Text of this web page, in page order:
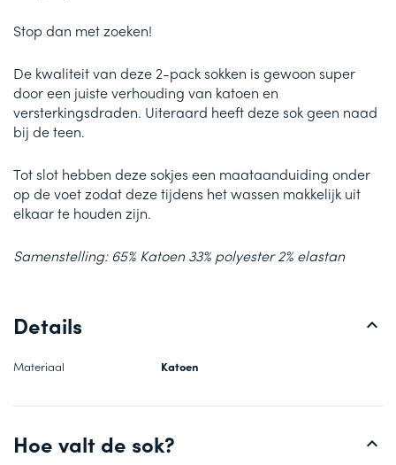
Stop dan met zoeken!
De kwaliteit van deze 2-pack sokken is gewoon super
door een juiste verhouding van katoen en
versterkingsdraden. Uiteraard heeft deze sok geen naad
bij de teen.
Tot slot hebben deze sokjes een maataanduiding onder
op de voet zodat deze tijdens het wassen makkelijk uit
elkaar te houden zijn.
Samenstelling: 65% Katoen 33% polyester 2% elastan
Details
Materiaal Katoen
Hoe valt de sok?